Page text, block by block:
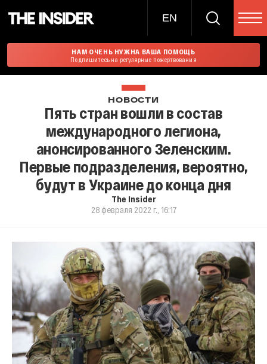
EN
НАМ ОЧЕНЬ НУЖНА ВАША ПОМОЩЬ
Подпишитесь на регулярные пожертвования
НОВОСТИ
Пять стран вошли в состав
международного легиона,
анонсированного Зеленским.
Первые подразделения, вероятно,
будут в Украине до конца дня
The Insider
28 февраля 2022 г., 16:17